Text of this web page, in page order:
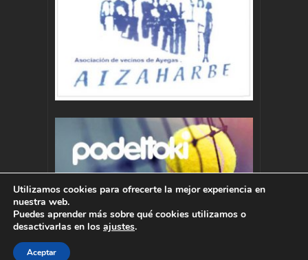
Autor : Pablo Momoitio - pablo@momoitio.com
Utilizamos cookies para ofrecerte la mejor experiencia en
nuestra web.
Puedes aprender más sobre qué cookies utilizamos o
desactivarlas en los ajustes.
Aceptar